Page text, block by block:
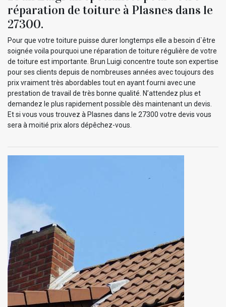
réparation de toiture à Plasnes dans le
27300.
Pour que votre toiture puisse durer longtemps elle a besoin d`être
soignée voila pourquoi une réparation de toiture régulière de votre
de toiture est importante. Brun Luigi concentre toute son expertise
pour ses clients depuis de nombreuses années avec toujours des
prix vraiment très abordables tout en ayant fourni avec une
prestation de travail de très bonne qualité. N’attendez plus et
demandez le plus rapidement possible dès maintenant un devis.
Et si vous vous trouvez à Plasnes dans le 27300 votre devis vous
sera à moitié prix alors dépêchez-vous.